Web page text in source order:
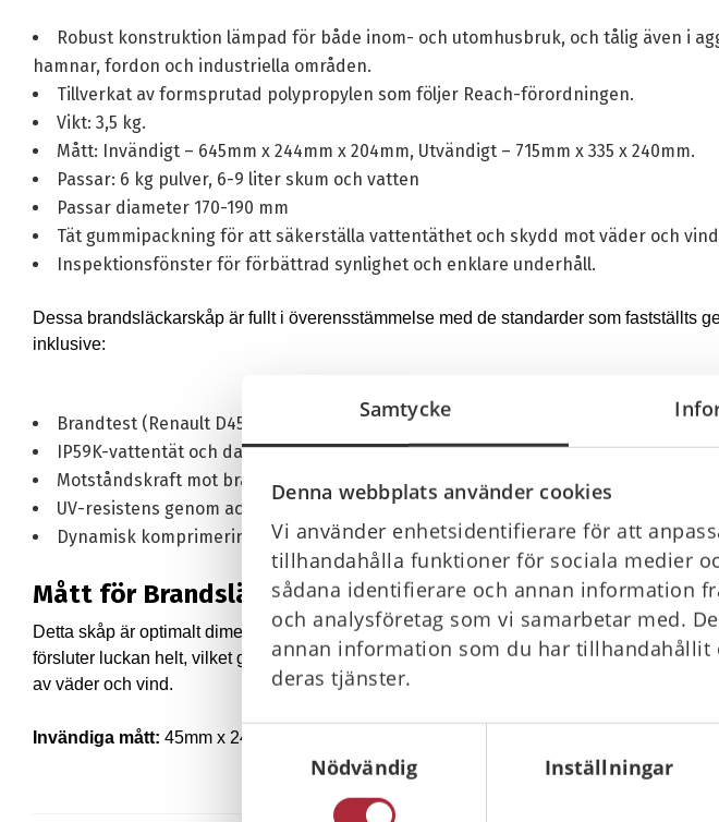
Samtycke
Denna webbplats använder cookies
Vi använder enhetsidentifierare för att
tillhandahålla funktioner för sociala medier
sådana identifierare och annan information
och analysföretag som vi samarbetar med.
annan information som du har
deras tjänster.
Samtyckesval
Nödvändig
Inställningar
Robust konstruktion lämpad för både inom- och utomhusbruk, och tålig även i
hamnar, fordon och industriella områden.
Tillverkat av formsprutad polypropylen som följer Reach-förordningen.
Vikt: 3,5 kg.
Mått: Invändigt – 645mm x 244mm x 204mm, Utvändigt – 715mm x 335 x 240mm.
Passar: 6 kg pulver, 6-9 liter skum och vatten
Passar diameter 170-190 mm
Tät gummipackning för att säkerställa vattentäthet och skydd mot väder och
Inspektionsfönster för förbättrad synlighet och enklare underhåll.
Dessa brandsläckarskåp är fullt i överensstämmelse med de standarder som fastställts
inklusive:
Brandtest (Renault D451333).
IP59K-vattentät och dammtät (enligt DIN 40050-9).
Motståndskraft mot bränslen och smörjoljor (enligt ECE R3).
UV-resistens genom accelererat åldrande (enligt ISO 4892-2).
Dynamisk komprimering (12000 N vid -20°C, 20°C och 50°C).
Mått för Brandsläckarskåp 6-9 l CGS:
Detta skåp är optimalt dimensionerat för att rymma en brandsläckare på 6-9 l. Den
försluter luckan helt, vilket ger skåpet en vattentät egenskap och effektivt skyddar
av väder och vind.
Invändiga mått: 45mm x 244mm x 204mm,